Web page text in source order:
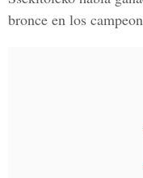
bronce en los